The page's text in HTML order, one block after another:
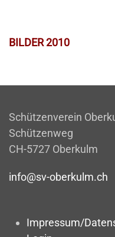
BILDER 2010
Schützenverein
Schützenweg
CH-5727 Oberkulm
info@sv-oberkulm.ch
Impressum/